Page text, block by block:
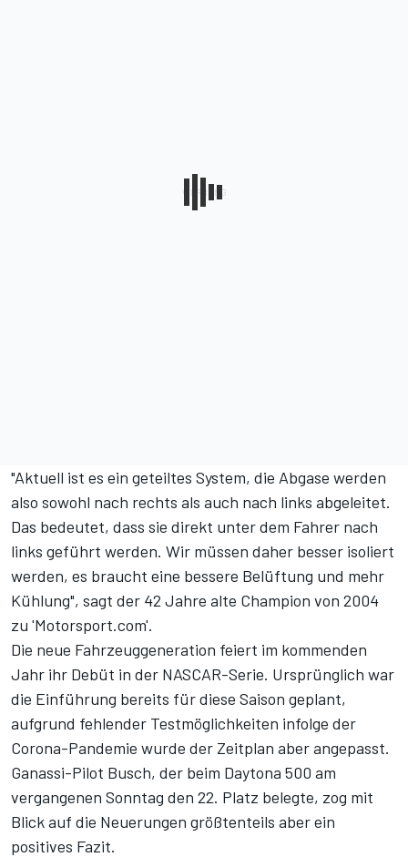
"Aktuell ist es ein geteiltes System, die Abgase werden
also sowohl nach rechts als auch nach links abgeleitet.
Das bedeutet, dass sie direkt unter dem Fahrer nach
links geführt werden. Wir müssen daher besser isoliert
werden, es braucht eine bessere Belüftung und mehr
Kühlung", sagt der 42 Jahre alte Champion von 2004
zu 'Motorsport.com'.
Die neue Fahrzeuggeneration feiert im kommenden
Jahr ihr Debüt in der NASCAR-Serie. Ursprünglich war
die Einführung bereits für diese Saison geplant,
aufgrund fehlender Testmöglichkeiten infolge der
Corona-Pandemie wurde der Zeitplan aber angepasst.
Ganassi-Pilot Busch, der beim Daytona 500 am
vergangenen Sonntag den 22. Platz belegte, zog mit
Blick auf die Neuerungen größtenteils aber ein
positives Fazit.